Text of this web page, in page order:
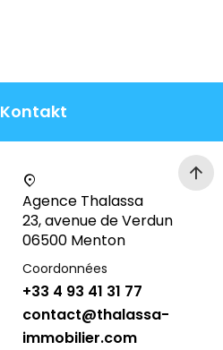
Kontakt
Agence Thalassa
23, avenue de Verdun
06500 Menton
Coordonnées
+33 4 93 41 31 77
contact@thalassa-
immobilier.com